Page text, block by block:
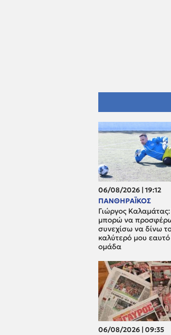
06/08/2026 | 19:12
ΠΑΝΘΗΡΑΪΚΟΣ
Γιώργος
μπορώ να
συνεχίσω να δίνω
καλύτερό μου εαυτό
ομάδα
06/08/2026 | 09:35